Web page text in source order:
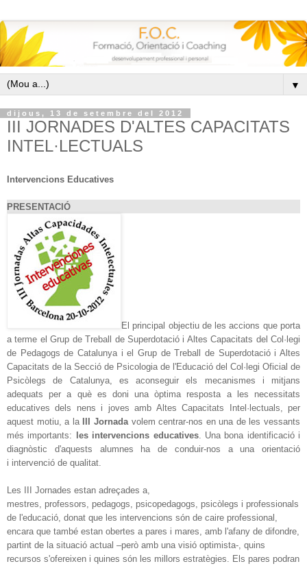
▼
dijous, 13 de setembre del 2012
III JORNADES D'ALTES CAPACITATS
INTEL·LECTUALS
Intervencions Educatives
PRESENTACIÓ
El principal objectiu de les accions que porta
a terme elGrup de Treball de Superdotació i Altes Capacitats del Col·legi
de Pedagogs de Catalunya i el Grup de Treball de Superdotació i Altes
Capacitats de la Secció de Psicologia de l'Educació del Col·legi Oficial de
Psicòlegs de Catalunya, es aconseguir els mecanismes i mitjans
adequats per a què es doni una òptima resposta a les necessitats
educatives dels nens i joves amb Altes Capacitats Intel·lectuals, per
aquest motiu, a la
III Jornadavolem centrar-nos en una de les vessants
més importants:
les intervencions educatives. Una bona identificació i
diagnòstic d'aquests alumnes ha de conduir-nos a una orientació
i intervenció de qualitat.
Les III Jornades estan adreçades a,
mestres, professors, pedagogs, psicopedagogs, psicòlegs i professionals
de l'educació, donat que les intervencions són de caire professional,
encara que també estan obertes a pares i mares, amb l'afany de difondre,
partint de la situació actual –però amb una visió optimista-, quins
recursos s'ofereixen i quines són les millors estratègies. Els pares podran